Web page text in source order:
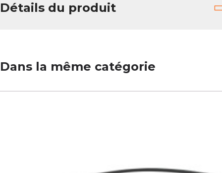
Détails du produit
Dans la même catégorie